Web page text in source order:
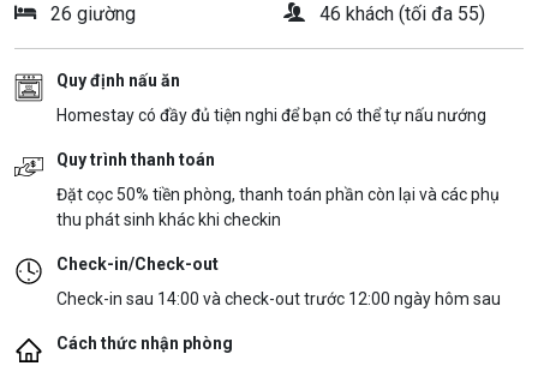
26 giường
46 khách (tối đa 55)
Quy định nấu ăn
Homestay có đầy đủ tiện nghi để bạn có thể tự nấu nướng
Quy trình thanh toán
Đặt cọc 50% tiền phòng, thanh toán phần còn lại và các phụ
thu phát sinh khác khi checkin
Check-in/Check-out
Check-in sau 14:00 và check-out trước 12:00 ngày hôm sau
Cách thức nhận phòng